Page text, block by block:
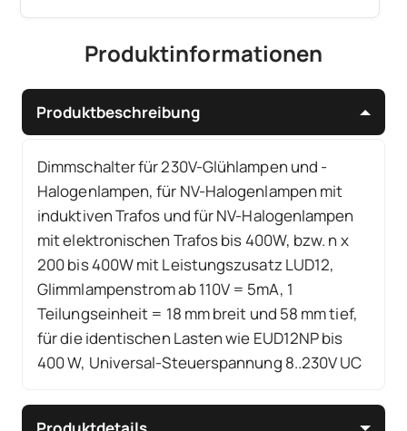
Produktinformationen
Produktbeschreibung
Dimmschalter für 230V-Glühlampen und -
Halogenlampen, für NV-Halogenlampen mit
induktiven Trafos und für NV-Halogenlampen
mit elektronischen Trafos bis 400W, bzw. n x
200 bis 400W mit Leistungszusatz LUD12,
Glimmlampenstrom ab 110V = 5mA, 1
Teilungseinheit = 18 mm breit und 58 mm tief,
für die identischen Lasten wie EUD12NP bis
400 W, Universal-Steuerspannung 8..230V UC